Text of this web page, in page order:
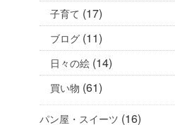
子育て (17)
ブログ (11)
日々の絵 (14)
買い物 (61)
パン屋・スイーツ (16)